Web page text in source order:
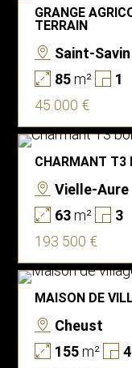
GRANGE
TERRAIN
Saint-Savin
85m²
1
45 000 €
CHARMANT T3
Vielle-Aure
63m²
3
193 500 €
MAISON DE
Cheust
155m²
4